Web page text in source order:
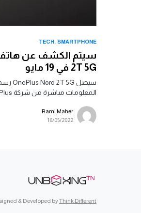
SMARTPHONE
TECH
2T 5G في 19 مايو
المعلومات مباشرة من شركة OnePlus نفسها، والتي…
Rami Maher
16/05/2022
& Developed byThink Different